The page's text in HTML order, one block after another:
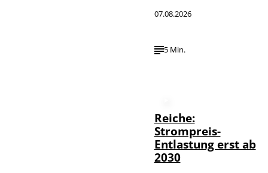
07.08.2026
5 Min.
Reiche:
Strompreis-
Entlastung erst ab
2030